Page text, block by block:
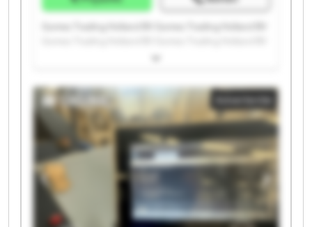
Gomez Trading Holland BV Gomez Trading Holland BV
Gomez Trading Holland BV Gomez Trading Holland BV
Gomez Trading Holland BV Gomez Trading Holland BV
Gomez Trading Holland BV Gomez Trading Holland BV
Gomez Trading Holland BV Gomez Trading Holland BV
Gomez Trading Holland BV Gomez Trading Holland BV
Gomez Trading Holland BV Gomez Trading Holland BV
Advertentie